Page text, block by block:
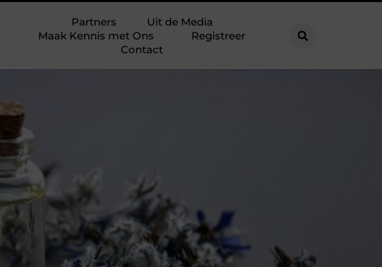
Partners
Uit de Media
Maak Kennis met Ons
Registreer
Contact